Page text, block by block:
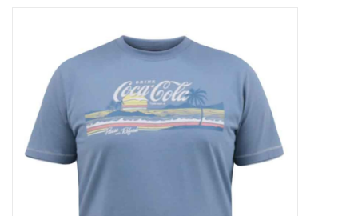
SINGLETS
OVERHEMDEN
ONDERGOED